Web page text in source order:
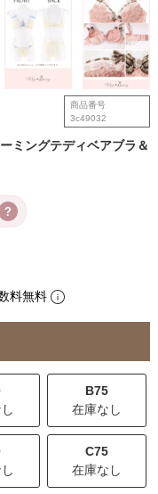
商品番号
3c49032
ミングテディベアブラ＆
?
料無料
B75
在庫なし
C75
在庫なし